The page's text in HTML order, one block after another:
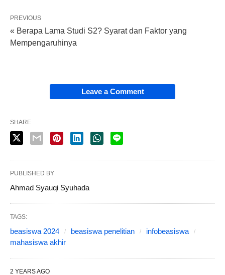
PREVIOUS
« Berapa Lama Studi S2? Syarat dan Faktor yang
Mempengaruhinya
Leave a Comment
SHARE
PUBLISHED BY
Ahmad Syauqi Syuhada
TAGS:
beasiswa 2024 beasiswa penelitian
infobeasiswa
mahasiswa akhir
2 YEARS AGO